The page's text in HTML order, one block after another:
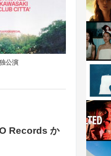
公演
Records か